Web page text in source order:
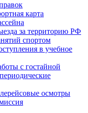
карта
за территорию РФ
спортом
в учебное
с гостайной
осмотры